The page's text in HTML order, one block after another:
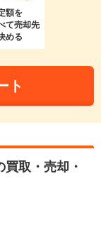
額を
て売却先
める
ト
取・売却・